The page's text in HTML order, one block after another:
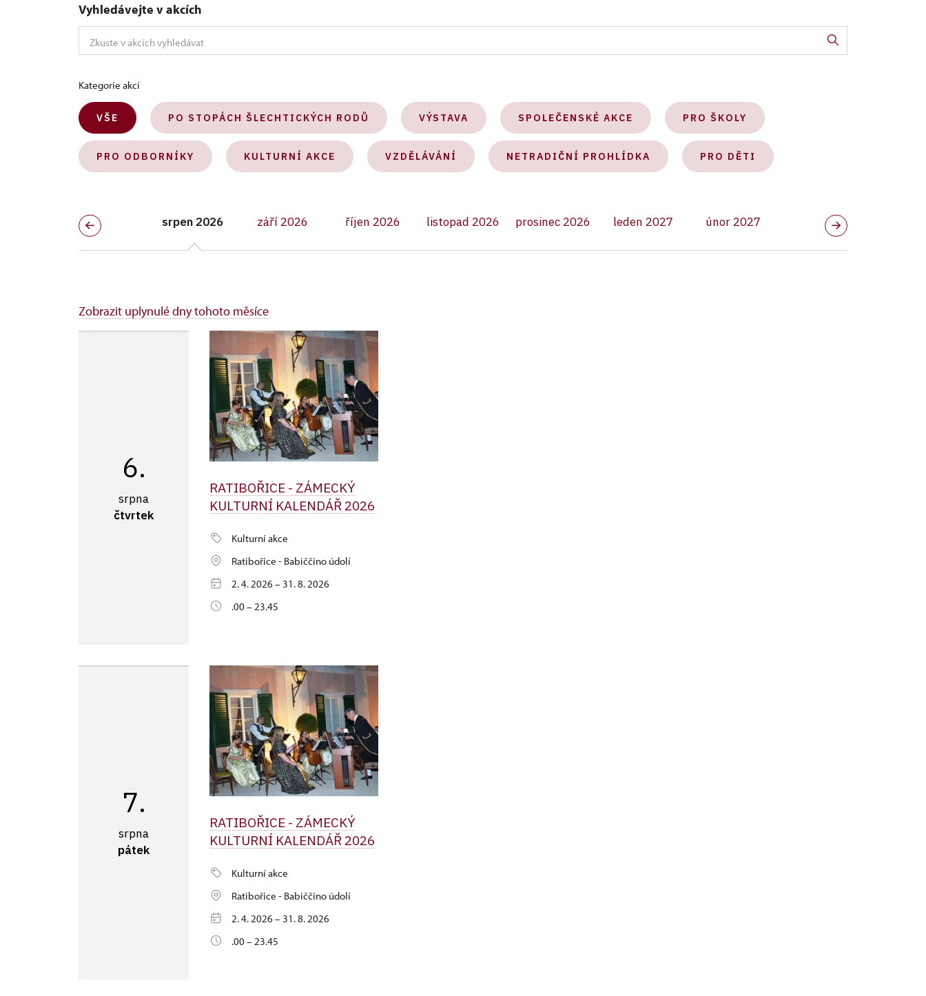
Vyhledávejte v akcích
Kategorie akcí
VŠE PO STOPÁCH ŠLECHTICKÝCH RODŮ VÝSTAVA SPOLEČENSKÉ AKCE PRO ŠKOLY
PRO ODBORNÍKY KULTURNÍ AKCE VZDĚLÁVÁNÍ NETRADIČNÍ PROHLÍDKA PRO DĚTI
srpen 2026 září 2026 říjen 2026 listopad 2026 prosinec 2026 leden 2027 únor 2027
Zobrazit uplynulé dny tohoto měsíce
6.
srpna
čtvrtek
RATIBOŘICE - ZÁMECKÝ
KULTURNÍ KALENDÁŘ 2026
Kulturní akce
Ratibořice - Babiččino údolí
2. 4. 2026 – 31. 8. 2026
.00 – 23.45
7.
srpna
pátek
RATIBOŘICE - ZÁMECKÝ
KULTURNÍ KALENDÁŘ 2026
Kulturní akce
Ratibořice - Babiččino údolí
2. 4. 2026 – 31. 8. 2026
.00 – 23.45